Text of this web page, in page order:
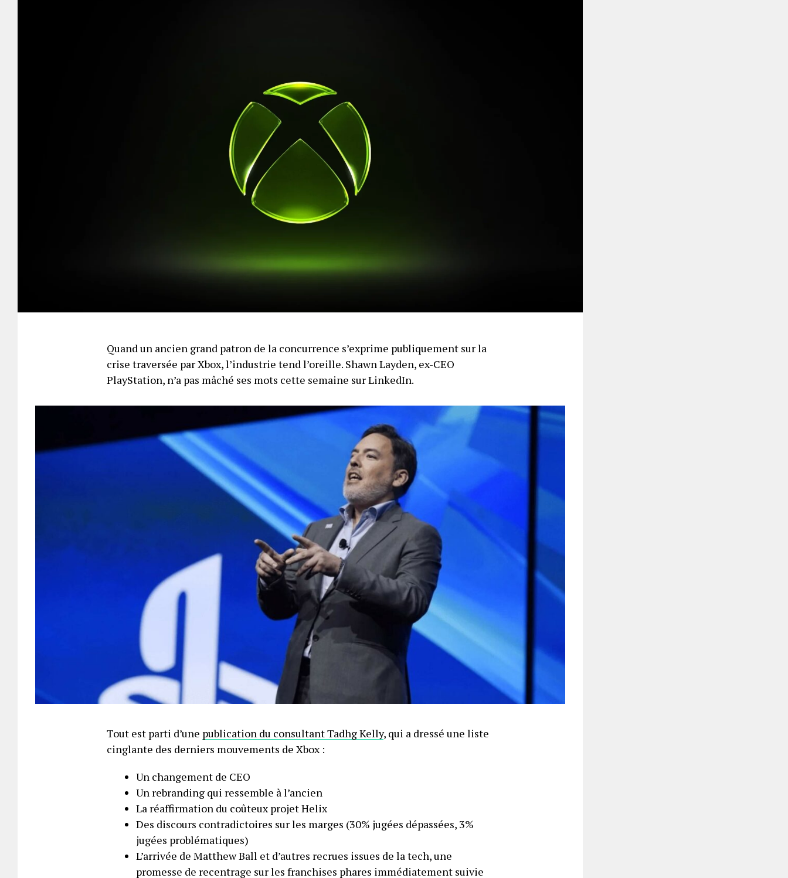
Quand un ancien grand patron de la concurrence s’exprime publiquement sur la
crise traversée par Xbox, l’industrie tend l’oreille. Shawn Layden, ex-CEO
PlayStation, n’a pas mâché ses mots cette semaine sur LinkedIn.
Tout est parti d’une publication du consultant Tadhg Kelly, qui a dressé une liste
cinglante des derniers mouvements de Xbox :
Un changement de CEO
Un rebranding qui ressemble à l’ancien
La réaffirmation du coûteux projet Helix
Des discours contradictoires sur les marges (30% jugées dépassées, 3%
jugées problématiques)
L’arrivée de Matthew Ball et d’autres recrues issues de la tech, une
promesse de recentrage sur les franchises phares immédiatement suivie